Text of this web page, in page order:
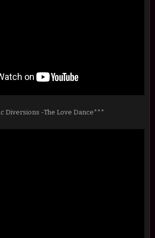
Diversions -The Love Dance***